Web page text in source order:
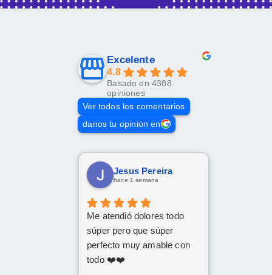
Excelente
4.8
Basado en 4388
opiniones
Ver todos los comentarios
danos tu opinión en
Jesus Pereira
hace 1 semana
Me atendió dolores todo
súper pero que súper
perfecto muy amable con
todo ❤️❤️